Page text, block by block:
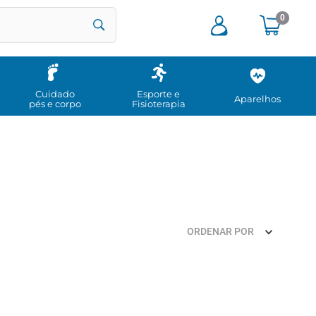
0
Cuidado
pés e corpo
Esporte e
Fisioterapia
Aparelhos
ORDENAR POR